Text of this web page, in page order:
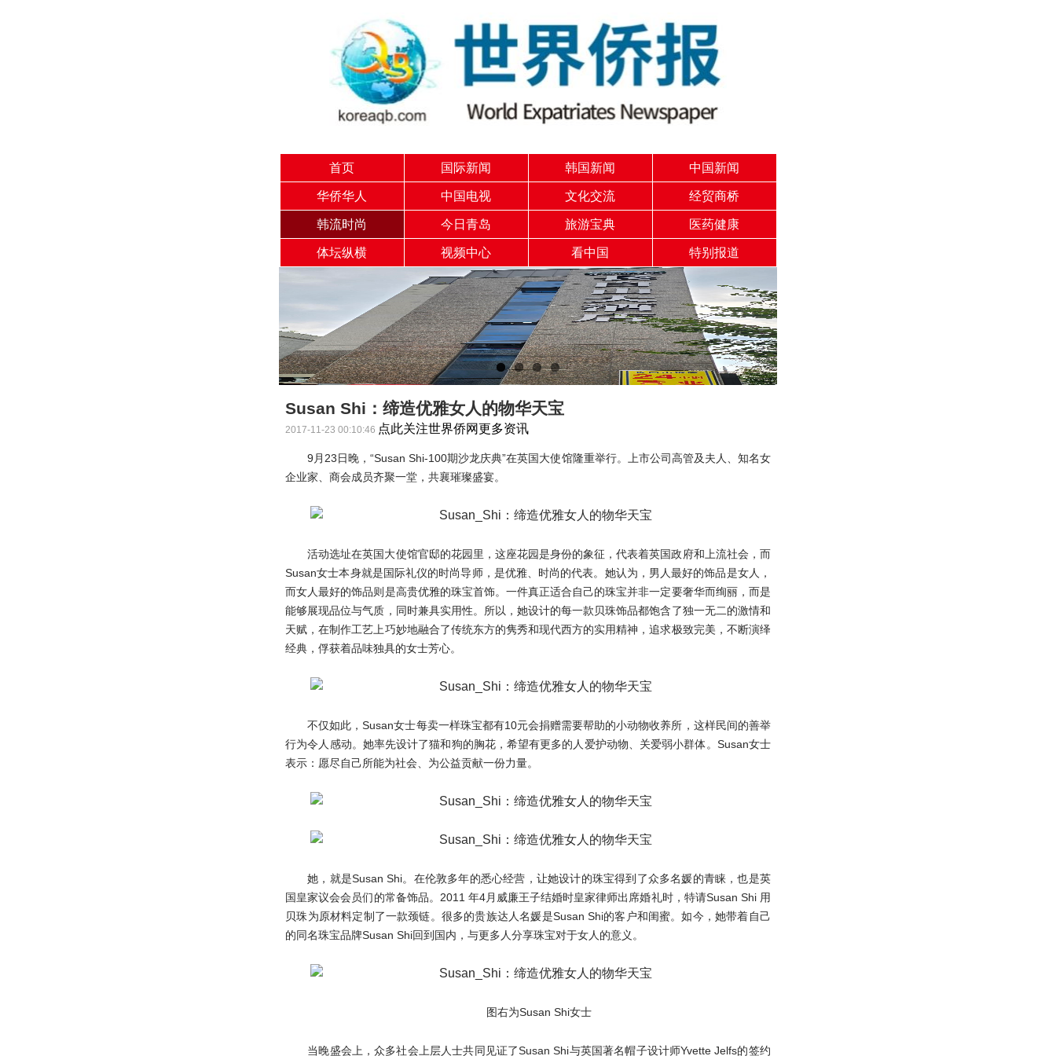
首页 国际新闻 韩国新闻 中国新闻
华侨华人 中国电视 文化交流 经贸商桥
韩流时尚 今日青岛 旅游宝典 医药健康
体坛纵横 视频中心 看中国 特别报道
Susan Shi：缔造优雅女人的物华天宝
2017-11-23 00:10:46 点此关注世界侨网更多资讯
9月23日晚，“Susan Shi-100期沙龙庆典”在英国大使馆隆重举行。上市公司高管及夫人、知名女
企业家、商会成员齐聚一堂，共襄璀璨盛宴。
活动选址在英国大使馆官邸的花园里，这座花园是身份的象征，代表着英国政府和上流社会，而
Susan女士本身就是国际礼仪的时尚导师，是优雅、时尚的代表。她认为，男人最好的饰品是女人，
而女人最好的饰品则是高贵优雅的珠宝首饰。一件真正适合自己的珠宝并非一定要奢华而绚丽，而是
能够展现品位与气质，同时兼具实用性。所以，她设计的每一款贝珠饰品都饱含了独一无二的激情和
天赋，在制作工艺上巧妙地融合了传统东方的隽秀和现代西方的实用精神，追求极致完美，不断演绎
经典，俘获着品味独具的女士芳心。
不仅如此，Susan女士每卖一样珠宝都有10元会捐赠需要帮助的小动物收养所，这样民间的善举
行为令人感动。她率先设计了猫和狗的胸花，希望有更多的人爱护动物、关爱弱小群体。Susan女士
表示：愿尽自己所能为社会、为公益贡献一份力量。
她，就是Susan Shi。在伦敦多年的悉心经营，让她设计的珠宝得到了众多名媛的青睐，也是英
国皇家议会会员们的常备饰品。2011 年4月威廉王子结婚时皇家律师出席婚礼时，特请Susan Shi 用
贝珠为原材料定制了一款颈链。很多的贵族达人名媛是Susan Shi的客户和闺蜜。如今，她带着自己
的同名珠宝品牌Susan Shi回到国内，与更多人分享珠宝对于女人的意义。
图右为Susan Shi女士
当晚盛会上，众多社会上层人士共同见证了Susan Shi与英国著名帽子设计师Yvette Jelfs的签约